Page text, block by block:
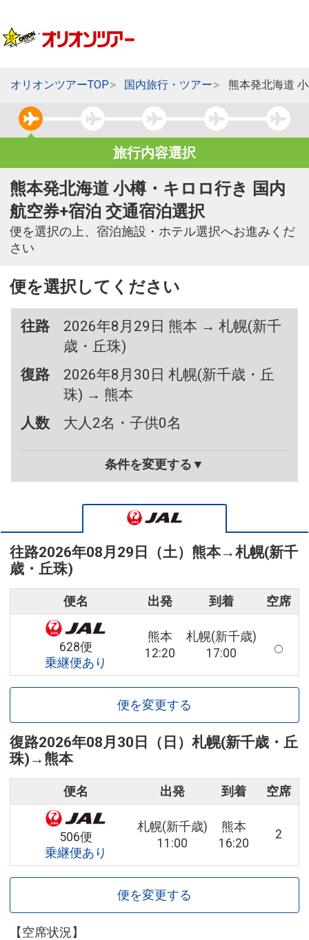
オリオンツアーTOP 国内旅行・ツアー 熊本発北海道
旅行内容選択
熊本発北海道 小樽・キロロ行き 国内
航空券+宿泊 交通宿泊選択
便を選択の上、宿泊施設・ホテル選択へお進みくだ
さい
便を選択してください
往路
2026年8月29日 熊本 → 札幌(新千
歳・丘珠)
復路
2026年8月30日 札幌(新千歳・丘
珠) → 熊本
人数
大人2名・子供0名
条件を変更する▼
往路2026年08月29日（土） 熊本→札幌(新千
歳・丘珠)
便名 出発 到着 空席
628便
乗継便あり
熊本
12:20
札幌(新千歳)
17:00
便を変更する
復路2026年08月30日（日） 札幌(新千歳・丘
珠) → 熊本
便名 出発 到着 空席
506便
乗継便あり
札幌(新千歳)
11:00
熊本
16:20
2
便を変更する
【空席状況】